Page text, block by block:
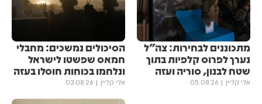
מתכוננים לבחירות: צה״ל
נערך לפרוס קלפיות בתוך
שטח לבנון, סוריה ועזה
אלי קליין 05.08.26
הסיכולים נמשכים: מחבלי
חמאס שפשטו לישראל
ונלחמו בכוחות חוסלו בעזה
אלי קליין 03.08.26